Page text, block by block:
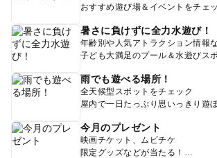
おすすめ遊び場＆イベントをチェ
暑さに負けずに全力水遊び！
年齢別や人気アトラクション情報
子ども大満足のプール＆水遊びス
雨でも遊べる場所！
全天候型スポットをチェック
屋内で一日たっぷり思いっきり遊
今月のプレゼント
映画チケット、ムビチケ
限定グッズなどが当たる！